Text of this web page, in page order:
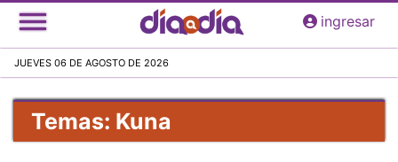
Pasar
al
principal
ingresar
JUEVES 06 DE AGOSTO DE 2026
Temas: Kuna